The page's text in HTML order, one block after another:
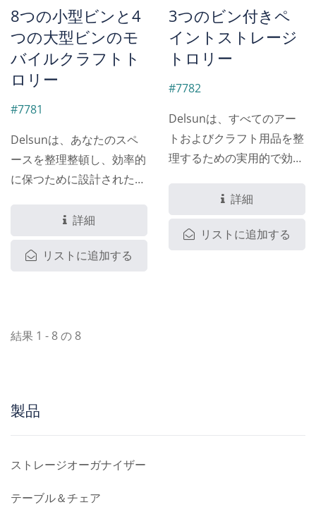
板を備えたこのオーガナイ
ザーは、長持ちするように
作られています。
サポートバーが2本、頑丈
なテーブルトップがあり、
このオーガナイザーは長持
ちするように作られていま
す。
8つの小型ビンと4
つの大型ビンのモ
バイルクラフトト
ロリー
#7781
Delsunは、あなたのスペ
ースを整理整頓し、効率的
に保つために設計された多
ューション、クラフトトロ
詳細
リストに追加する
3つのビン付きペ
イントストレージ
トロリー
#7782
Delsunは、すべてのアー
トおよびクラフト用品を整
理するための実用的で効率
ペイントトロリーを紹介し
彩絵具、絵筆、絵具ポッ
詳細
リストに追加する
結果 1 - 8 の 8
製品
ストレージオーガナイザー
テーブル＆チェア